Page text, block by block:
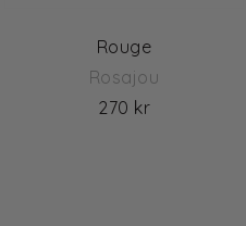
Rouge
Rosajou
270 kr